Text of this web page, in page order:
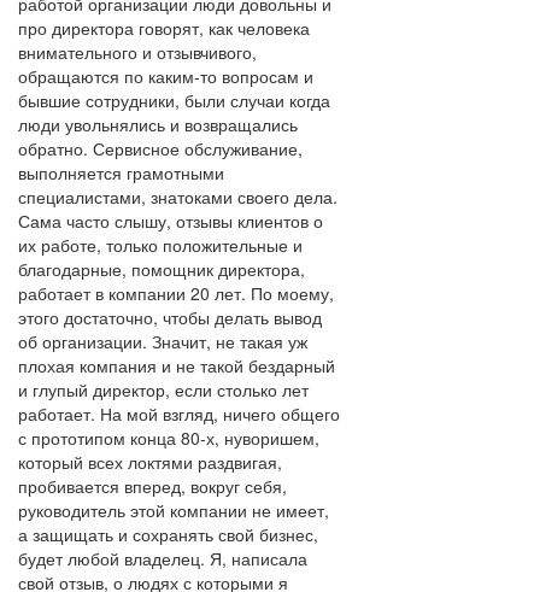
про директора говорят, как человека
внимательного и отзывчивого,
обращаются по каким-то вопросам и
бывшие сотрудники, были случаи когда
люди увольнялись и возвращались
обратно. Сервисное обслуживание,
выполняется грамотными
специалистами, знатоками своего дела.
Сама часто слышу, отзывы клиентов о
их работе, только положительные и
благодарные, помощник директора,
работает в компании 20 лет. По моему,
этого достаточно, чтобы делать вывод
об организации. Значит, не такая уж
плохая компания и не такой бездарный
и глупый директор, если столько лет
работает. На мой взгляд, ничего общего
с прототипом конца 80-х, нуворишем,
который всех локтями раздвигая,
пробивается вперед, вокруг себя,
руководитель этой компании не имеет,
а защищать и сохранять свой бизнес,
будет любой владелец. Я, написала
свой отзыв, о людях с которыми я